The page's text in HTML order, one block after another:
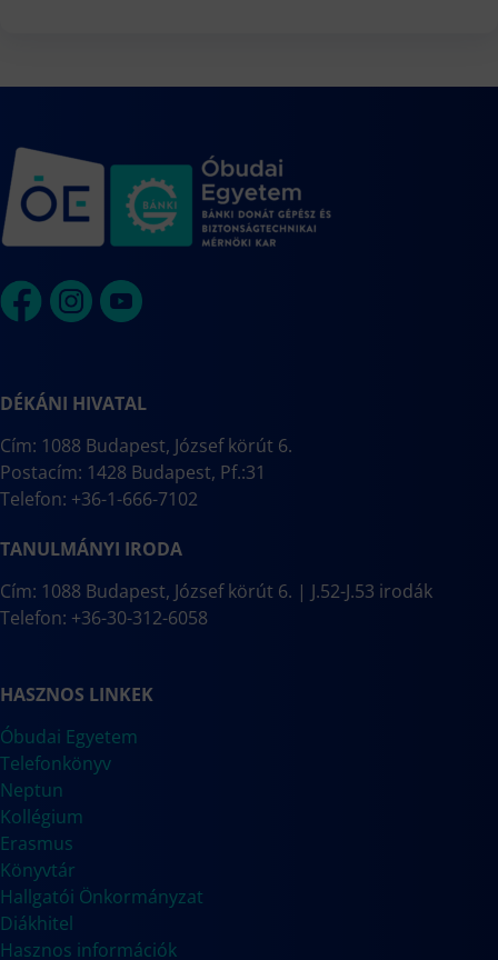
DÉKÁNI HIVATAL
Cím: 1088 Budapest, József körút 6.
Postacím: 1428 Budapest, Pf.:31
Telefon: +36-1-666-7102
TANULMÁNYI IRODA
Cím: 1088 Budapest, József körút 6. | J.52-J.53 irodák
Telefon: +36-30-312-6058
HASZNOS LINKEK
Óbudai Egyetem
Telefonkönyv
Neptun
Kollégium
Erasmus
Könyvtár
Hallgatói Önkormányzat
Diákhitel
Hasznos információk